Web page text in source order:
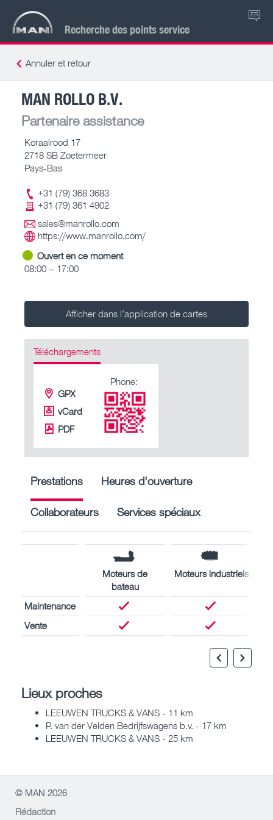
Recherche des points service
FR
Annuler et retour
MAN ROLLO B.V.
Partenaire assistance
Koraalrood 17
2718 SB Zoetermeer
Pays-Bas
+31 (79) 368 3683
+31 (79) 361 4902
sales@manrollo.com
https://www.manrollo.com/
Ouvert en ce moment
08:00 – 17:00
Afficher dans l’application de cartes
Téléchargements
GPX
vCard
PDF
Phone:
Prestations Heures d'ouverture
Collaborateurs Services spéciaux
Moteurs de
bateau
Moteurs industriels
Maintenance
Vente
Lieux proches
LEEUWEN TRUCKS & VANS - 11 km
P. van der Velden Bedrijfswagens b.v. - 17 km
LEEUWEN TRUCKS & VANS - 25 km
© MAN 2026
Rédaction